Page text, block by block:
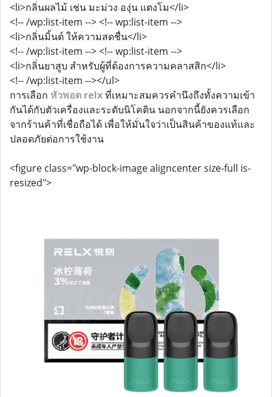
<li>กลิ่นผลไม้ เช่น มะม่วง องุ่น แตงโม</li>
<!-- /wp:list-item --> <!-- wp:list-item -->
<li>กลิ่นมิ้นต์ ให้ความสดชื่น</li>
<!-- /wp:list-item --> <!-- wp:list-item -->
<li>กลิ่นยาสูบ สำหรับผู้ที่ต้องการความคลาสสิก</li>
<!-- /wp:list-item --></ul>
การเลือก หัวพอต relxที่เหมาะสมควรคำนึงถึงทั้งความเข้า
กันได้กับตัวเครื่องและระดับนิโคติน นอกจากนี้ยังควรเลือก
จากร้านค้าที่เชื่อถือได้ เพื่อให้มั่นใจว่าเป็นสินค้าของแท้และ
ปลอดภัยต่อการใช้งาน
<figure class="wp-block-image aligncenter size-full is-
resized">